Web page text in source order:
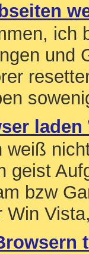
ich
und
weiß
geist
bzw
Win